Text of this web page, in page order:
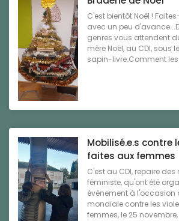
C'est bientôt Noël !
avec un peu
genres vous attendent
mère Noël, au CDI, sous
sapin-livre.Comment les
Mobilisé.e.s contre
faites aux femmes
C'est au CDI, repaire
féministe, qu'ont été
évènement à l'occasion
mondiale contre les
femmes, le 25